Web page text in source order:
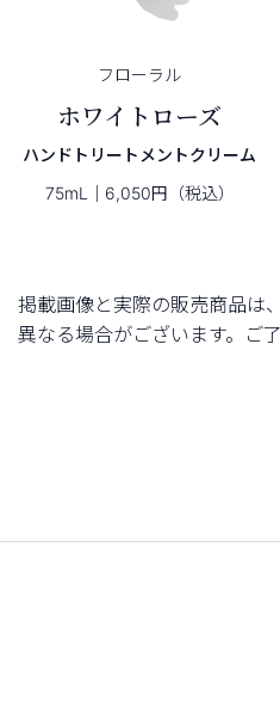
フローラル
ホワイトローズ
ハンドトリートメントクリーム
75mL｜6,050円（税込）
掲載画像と実際の販売商品は
異なる場合がございます。ご